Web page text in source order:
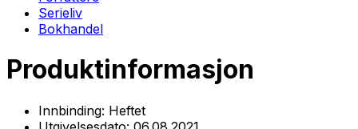
Serieliv
Bokhandel
Produktinformasjon
Innbinding: Heftet